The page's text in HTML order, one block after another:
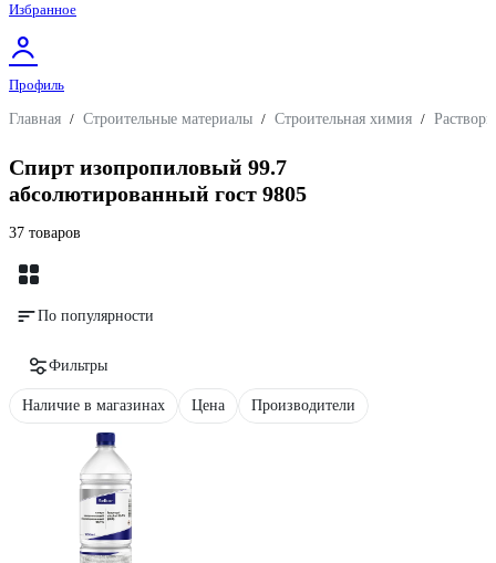
Избранное
Профиль
Главная / Строительные материалы / Строительная химия /
Спирт изопропиловый 99.7
абсолютированный гост 9805
37 товаров
По популярности
Фильтры
Наличие в магазинах Цена Производители